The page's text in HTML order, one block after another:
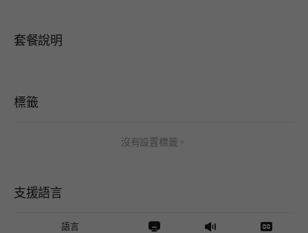
套餐說明
標籤
沒有設置標籤。
支援語言
語言